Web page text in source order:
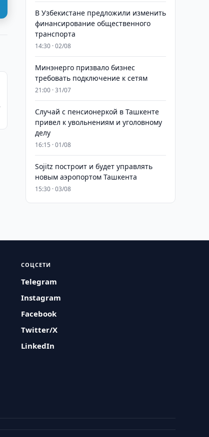
В Узбекистане предложили изменить
финансирование общественного
транспорта
14:30 · 02/08
Минэнерго призвало бизнес
требовать подключение к сетям
21:00 · 31/07
Случай с пенсионеркой в Ташкенте
привел к увольнениям и уголовному
делу
16:15 · 01/08
Sojitz построит и будет управлять
новым аэропортом Ташкента
15:30 · 03/08
СОЦСЕТИ
Telegram
Instagram
Facebook
Twitter/X
LinkedIn